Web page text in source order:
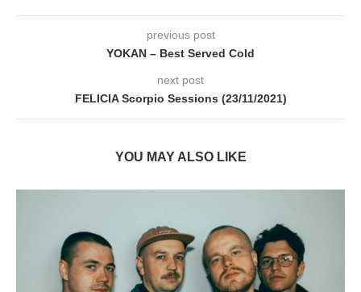
previous post
YOKAN – Best Served Cold
next post
FELICIA Scorpio Sessions (23/11/2021)
YOU MAY ALSO LIKE